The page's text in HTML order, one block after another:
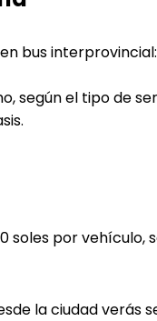
bus interprovincial:
según el tipo de
soles por vehículo,
la ciudad verás